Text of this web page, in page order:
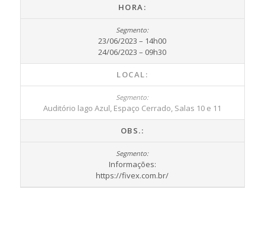
HORA:
23/06/2023 – 14h00
24/06/2023 – 09h30
LOCAL:
Auditório lago Azul, Espaço Cerrado, Salas 10 e 11
OBS.:
Informações:
https://fivex.com.br/